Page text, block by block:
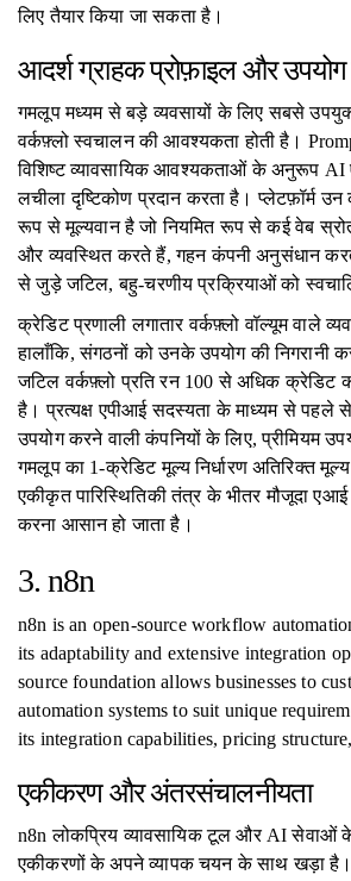
लिए तैयार किया जा सकता है।
आदर्श ग्राहक प्रोफ़ाइल और
गमलूप मध्यम से बड़े व्यवसायों के लिए सबसे
वर्कफ़्लो स्वचालन की आवश्यकता होती है।
विशिष्ट व्यावसायिक आवश्यकताओं के अनुरूप
लचीला दृष्टिकोण प्रदान करता है। प्लेटफ़ॉर्म
रूप से मूल्यवान है जो नियमित रूप से कई वेब
और व्यवस्थित करते हैं, गहन कंपनी अनुसंधान
से जुड़े जटिल, बहु-चरणीय प्रक्रियाओं को
क्रेडिट प्रणाली लगातार वर्कफ़्लो वॉल्यूम वाले
हालाँकि, संगठनों को उनके उपयोग की निगरानी
जटिल वर्कफ़्लो प्रति रन 100 से अधिक क्रेडिट
है। प्रत्यक्ष एपीआई सदस्यता के माध्यम से पहले
उपयोग करने वाली कंपनियों के लिए, प्रीमियम
गमलूप का 1-क्रेडिट मूल्य निर्धारण अतिरिक्त
एकीकृत पारिस्थितिकी तंत्र के भीतर मौजूदा
करना आसान हो जाता है।
3. n8n
n8n is an open-source workflow
its adaptability and extensive integration
source foundation allows businesses to
automation systems to suit unique
its integration capabilities, pricing
एकीकरण और अंतरसंचालनीयता
n8n लोकप्रिय व्यावसायिक टूल और AI सेवाओं के
एकीकरणों के अपने व्यापक चयन के साथ खड़ा